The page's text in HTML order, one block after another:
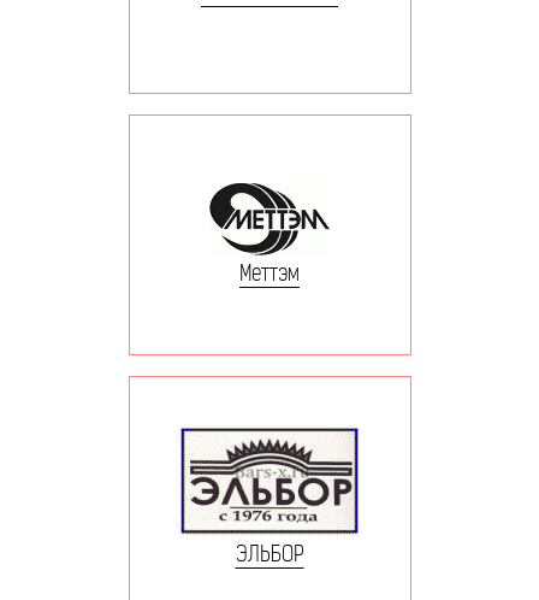
Меттэм
ЭЛЬБОР